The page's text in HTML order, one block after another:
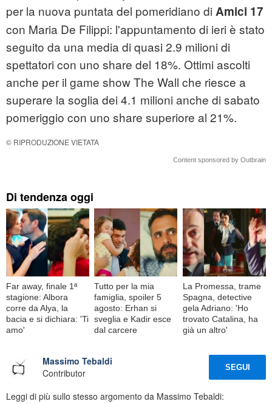
per la nuova puntata del pomeridiano di Amici 17
con Maria De Filippi: l'appuntamento di ieri è stato
seguito da una media di quasi 2.9 milioni di
spettatori con uno share del 18%. Ottimi ascolti
anche per il game show The Wall che riesce a
superare la soglia dei 4.1 milioni anche di sabato
pomeriggio con uno share superiore al 21%.
© RIPRODUZIONE VIETATA
Content sponsored by Outbrain
Di tendenza oggi
Far away, finale 1ª
stagione: Albora
corre da Alya, la
bacia e si dichiara: 'Ti
amo'
Tutto per la mia
famiglia, spoiler 5
agosto: Erhan si
sveglia e Kadir esce
dal carcere
La Promessa, trame
Spagna, detective
gela Adriano: 'Ho
trovato Catalina, ha
già un altro'
Massimo Tebaldi
Contributor
SEGUI
Leggi di più sullo stesso argomento da Massimo Tebaldi: